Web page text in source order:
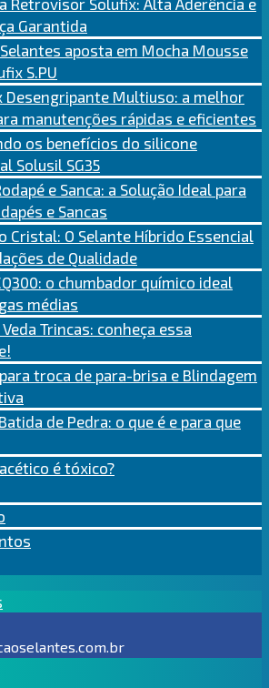
Retrovisor Solufix: Alta Aderência e
Garantida
aposta em Mocha Mousse
S.PU
Desengripante Multiuso: a melhor
manutenções rápidas e eficientes
os benefícios do silicone
Solusil SG35
e Sanca: a Solução Ideal para
e Sancas
Cristal: O Selante Híbrido Essencial
de Qualidade
o chumbador químico ideal
médias
Veda Trincas: conheça essa
troca de para-brisa e Blindagem
de Pedra: o que é e para que
é tóxico?